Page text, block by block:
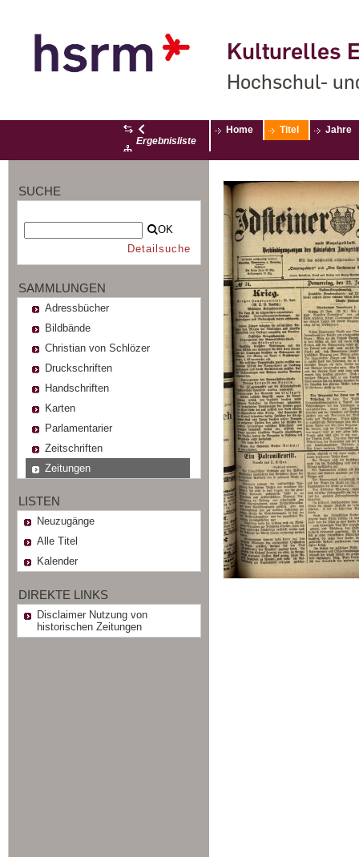
Kulturelles
Hochschul-
Ergebnisliste
Home Titel Jahre
SUCHE
OK
Detailsuche
SAMMLUNGEN
Adressbücher
Bildbände
Christian von Schlözer
Druckschriften
Handschriften
Karten
Parlamentarier
Zeitschriften
Zeitungen
LISTEN
Neuzugänge
Alle Titel
Kalender
DIREKTE LINKS
Disclaimer Nutzung von
historischen Zeitungen